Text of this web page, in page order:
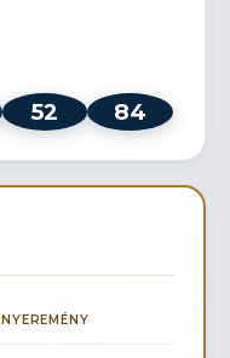
52 84
NYEREMÉNY